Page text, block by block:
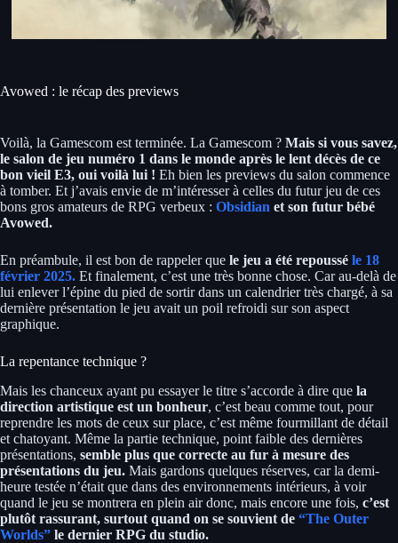
Avowed : le récap des previews
Voilà, la Gamescom est terminée. La Gamescom ? Mais si vous savez,
le salon de jeu numéro 1 dans le monde après le lent décès de ce
bon vieil E3, oui voilà lui ! Eh bien les previews du salon commence
à tomber. Et j’avais envie de m’intéresser à celles du futur jeu de ces
bons gros amateurs de RPG verbeux : Obsidian et son futur bébé
Avowed.
En préambule, il est bon de rappeler que le jeu a été repoussé le 18
février 2025. Et finalement, c’est une très bonne chose. Car au-delà de
lui enlever l’épine du pied de sortir dans un calendrier très chargé, à sa
dernière présentation le jeu avait un poil refroidi sur son aspect
graphique.
La repentance technique ?
Mais les chanceux ayant pu essayer le titre s’accorde à dire que la
direction artistique est un bonheur, c’est beau comme tout, pour
reprendre les mots de ceux sur place, c’est même fourmillant de détail
et chatoyant. Même la partie technique, point faible des dernières
présentations, semble plus que correcte au fur à mesure des
présentations du jeu. Mais gardons quelques réserves, car la demi-
heure testée n’était que dans des environnements intérieurs, à voir
quand le jeu se montrera en plein air donc, mais encore une fois, c’est
plutôt rassurant, surtout quand on se souvient de “The Outer
Worlds” le dernier RPG du studio.